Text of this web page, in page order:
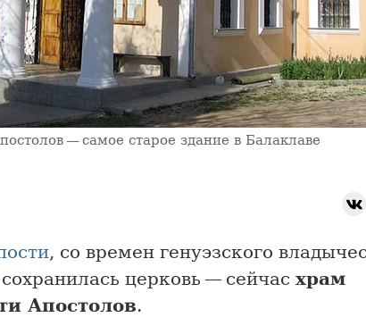
— самое старое здание в Балаклаве
, со времен генуэзского
сохранилась церковь — сейчас храм
Апостолов.